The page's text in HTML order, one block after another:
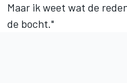
Maar ik weet wat de
de bocht."